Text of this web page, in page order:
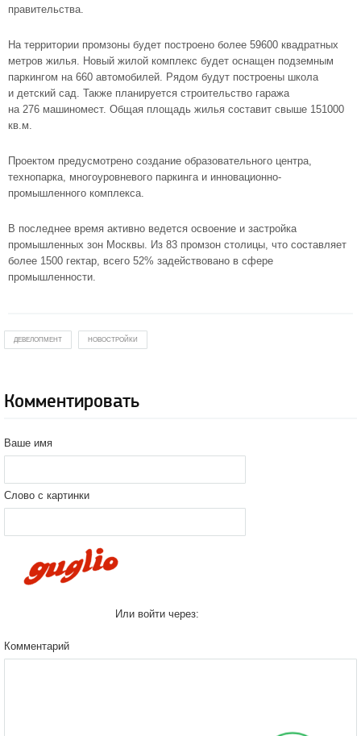
правительства.
На территории промзоны будет построено более 59600 квадратных
метров жилья. Новый жилой комплекс будет оснащен подземным
паркингом на 660 автомобилей. Рядом будут построены школа
и детский сад. Также планируется строительство гаража
на 276 машиномест. Общая площадь жилья составит свыше 151000
кв.м.
Проектом предусмотрено создание образовательного центра,
технопарка, многоуровневого паркинга и инновационно-
промышленного комплекса.
В последнее время активно ведется освоение и застройка
промышленных зон Москвы. Из 83 промзон столицы, что составляет
более 1500 гектар, всего 52% задействовано в сфере
промышленности.
ДЕВЕЛОПМЕНТ НОВОСТРОЙКИ
Комментировать
Ваше имя
Слово с картинки
Или войти через:
Комментарий